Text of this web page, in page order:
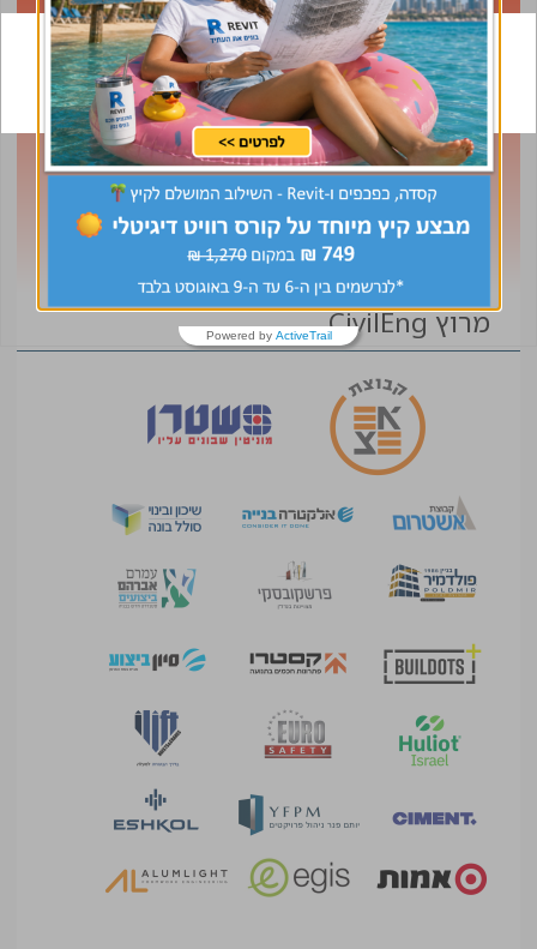
תפקיד
אזור
מרוץ CivilEng Powered by ActiveTrail